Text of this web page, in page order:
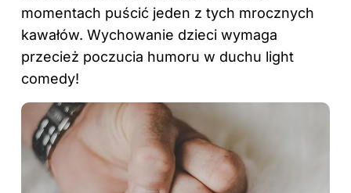
momentach puścić jeden z tych mrocznych
kawałów. Wychowanie dzieci wymaga
przecież poczucia humoru w duchu light
comedy!